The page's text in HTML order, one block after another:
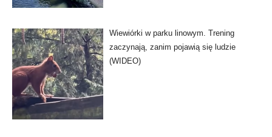
Wiewiórki w parku linowym. Trening
zaczynają, zanim pojawią się ludzie
(WIDEO)